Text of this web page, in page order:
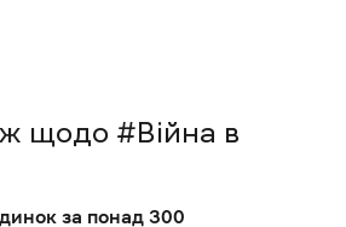
щодо # Війна в
за понад 300